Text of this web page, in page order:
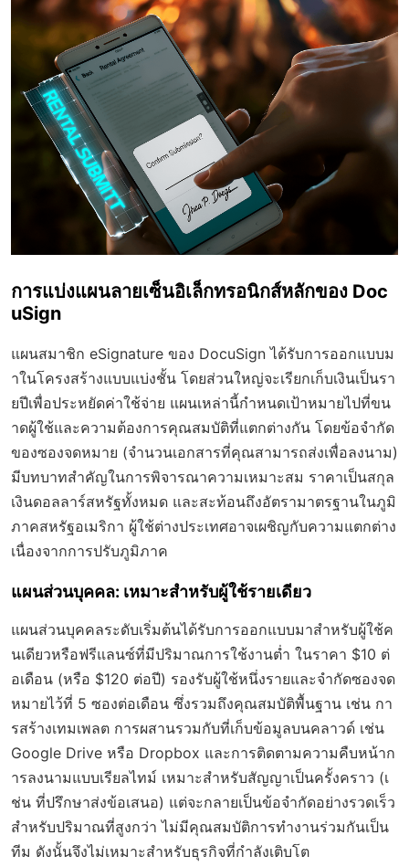
การแบ่งแผนลายเซ็นอิเล็กทรอนิกส์หลักของ Doc
uSign
แผนสมาชิก eSignature ของ DocuSign ได้รับการออกแบบม
าในโครงสร้างแบบแบ่งชั้น โดยส่วนใหญ่จะเรียกเก็บเงินเป็นรา
ยปีเพื่อประหยัดค่าใช้จ่าย แผนเหล่านี้กำหนดเป้าหมายไปที่ขน
าดผู้ใช้และความต้องการคุณสมบัติที่แตกต่างกัน โดยข้อจำกัด
ของซองจดหมาย (จำนวนเอกสารที่คุณสามารถส่งเพื่อลงนาม)
มีบทบาทสำคัญในการพิจารณาความเหมาะสม ราคาเป็นสกุล
เงินดอลลาร์สหรัฐทั้งหมด และสะท้อนถึงอัตรามาตรฐานในภูมิ
ภาคสหรัฐอเมริกา ผู้ใช้ต่างประเทศอาจเผชิญกับความแตกต่าง
เนื่องจากการปรับภูมิภาค
แผนส่วนบุคคล: เหมาะสำหรับผู้ใช้รายเดียว
แผนส่วนบุคคลระดับเริ่มต้นได้รับการออกแบบมาสำหรับผู้ใช้ค
นเดียวหรือฟรีแลนซ์ที่มีปริมาณการใช้งานต่ำ ในราคา $10 ต่
อเดือน (หรือ $120 ต่อปี) รองรับผู้ใช้หนึ่งรายและจำกัดซองจด
หมายไว้ที่ 5 ซองต่อเดือน ซึ่งรวมถึงคุณสมบัติพื้นฐาน เช่น กา
รสร้างเทมเพลต การผสานรวมกับที่เก็บข้อมูลบนคลาวด์ เช่น
Google Drive หรือ Dropbox และการติดตามความคืบหน้าก
ารลงนามแบบเรียลไทม์ เหมาะสำหรับสัญญาเป็นครั้งคราว (เ
ช่น ที่ปรึกษาส่งข้อเสนอ) แต่จะกลายเป็นข้อจำกัดอย่างรวดเร็ว
สำหรับปริมาณที่สูงกว่า ไม่มีคุณสมบัติการทำงานร่วมกันเป็น
ทีม ดังนั้นจึงไม่เหมาะสำหรับธุรกิจที่กำลังเติบโต